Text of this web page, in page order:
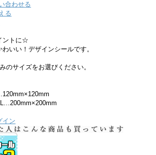
合わせる
る
ントに☆
いい！デザインシールです。
のサイズをお選びください。
イン